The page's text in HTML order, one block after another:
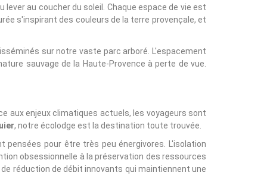
au coucher du soleil. Chaque espace de vie est
s'inspirant des couleurs de la terre provençale, et
sur notre vaste parc arboré. L'espacement
sauvage de la Haute-Provence à perte de vue.
aux enjeux climatiques actuels, les voyageurs sont
, notre écolodge est la destination toute trouvée.
pour être très peu énergivores. L'isolation
obsessionnelle à la préservation des ressources
réduction de débit innovants qui maintiennent une